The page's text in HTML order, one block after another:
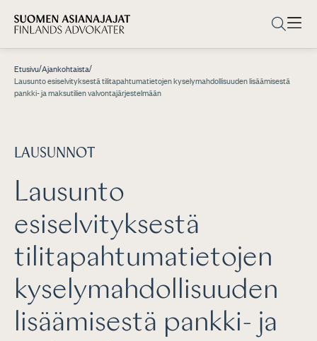
Etusivu/Ajankohtaista/
Lausunto esiselvityksestä tilitapahtumatietojen kyselymahdollisuuden lisäämisestä
pankki- ja maksutilien valvontajärjestelmään
LAUSUNNOT
Lausunto
esiselvityksestä
tilitapahtumatietojen
kyselymahdollisuuden
lisäämisestä pankki- ja